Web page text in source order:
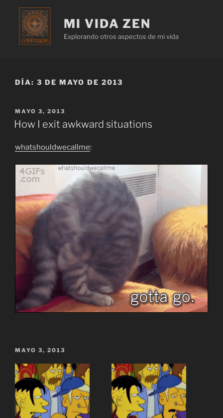
MI VIDA ZEN
Explorando otros aspectos de mi vida
DÍA: 3 DE MAYO DE 2013
MAYO 3, 2013
How I exit awkward situations
whatshouldwecallme:
MAYO 3, 2013